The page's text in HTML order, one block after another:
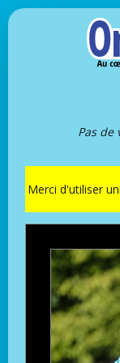
Pas
Merci d'utiliser